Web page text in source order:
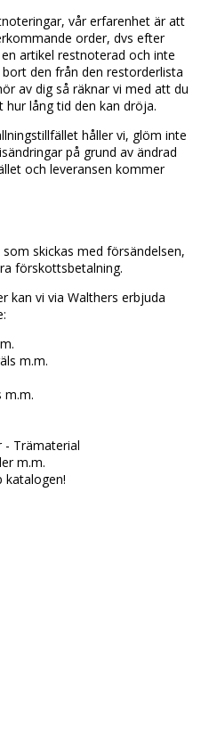
vår erfarenhet är att
order, dvs efter
artikel restnoterad och inte
den från den restorderlista
av dig så räknar vi med att du
lång tid den kan dröja.
håller vi, glöm inte
på grund av ändrad
och leveransen kommer
skickas med försändelsen,
förskottsbetalning.
kan vi via Walthers erbjuda
m.m.
m.m.
- Trämaterial
m.m.
katalogen!